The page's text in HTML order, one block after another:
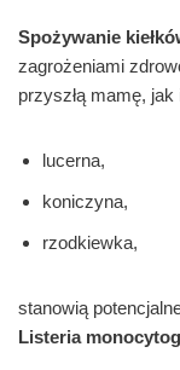
Spożywanie
zagrożeniami
przyszłą mamę,
lucerna,
koniczyna,
rzodkiewka,
stanowią
Listeria